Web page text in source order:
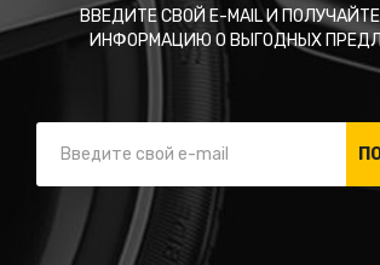
ВВЕДИТЕ СВОЙ E-MAIL И
ИНФОРМАЦИЮ О ВЫГОДНЫХ